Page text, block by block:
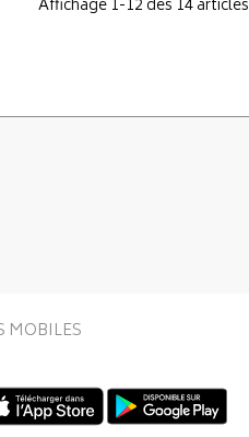
Affichage 1-12 des 14 articles
MOBILES